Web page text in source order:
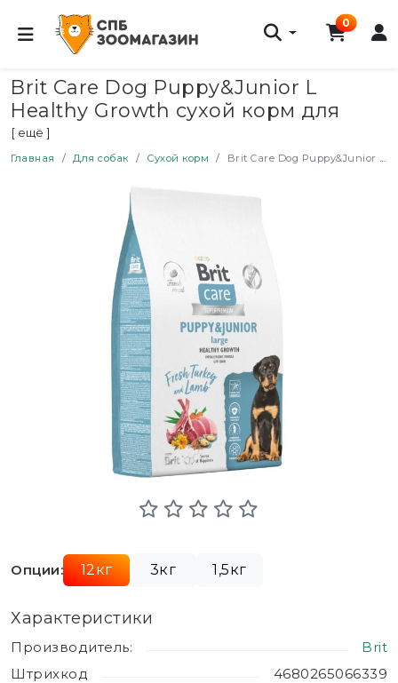
0
Brit Care Dog Puppy&Junior L
Healthy Growth сухой корм для
щенков крупных пород, с
индейкой и ягненком - 12 кг
[ ещё ]
Главная Для собак Сухой корм Brit Care Dog Puppy&Junior L Healthy Growth сухой корм для щенков крупных пород, с индейкой и ягненком - 12 кг
Опции: 12кг 3кг 1,5кг
Характеристики
Производитель:
Brit
Штрихкод
4680265066339